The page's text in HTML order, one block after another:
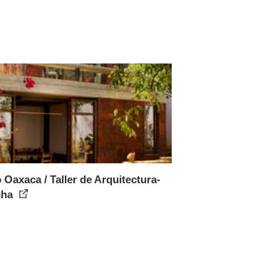
Oaxaca / Taller de Arquitectura-